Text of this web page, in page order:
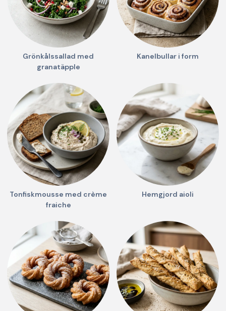
Grönkålssallad med
granatäpple
Kanelbullar i form
Tonfiskmousse med crème
fraiche
Hemgjord aioli